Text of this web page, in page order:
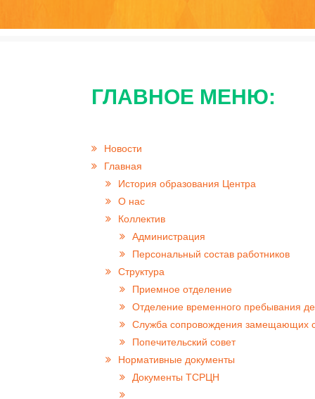
ГЛАВНОЕ МЕНЮ:
Новости
Главная
История образования Центра
О нас
Коллектив
Администрация
Персональный состав работников
Структура
Приемное отделение
Отделение временного пребывания
Cлужба сопровождения замещающих
Попечительский совет
Нормативные документы
Документы ТСРЦН